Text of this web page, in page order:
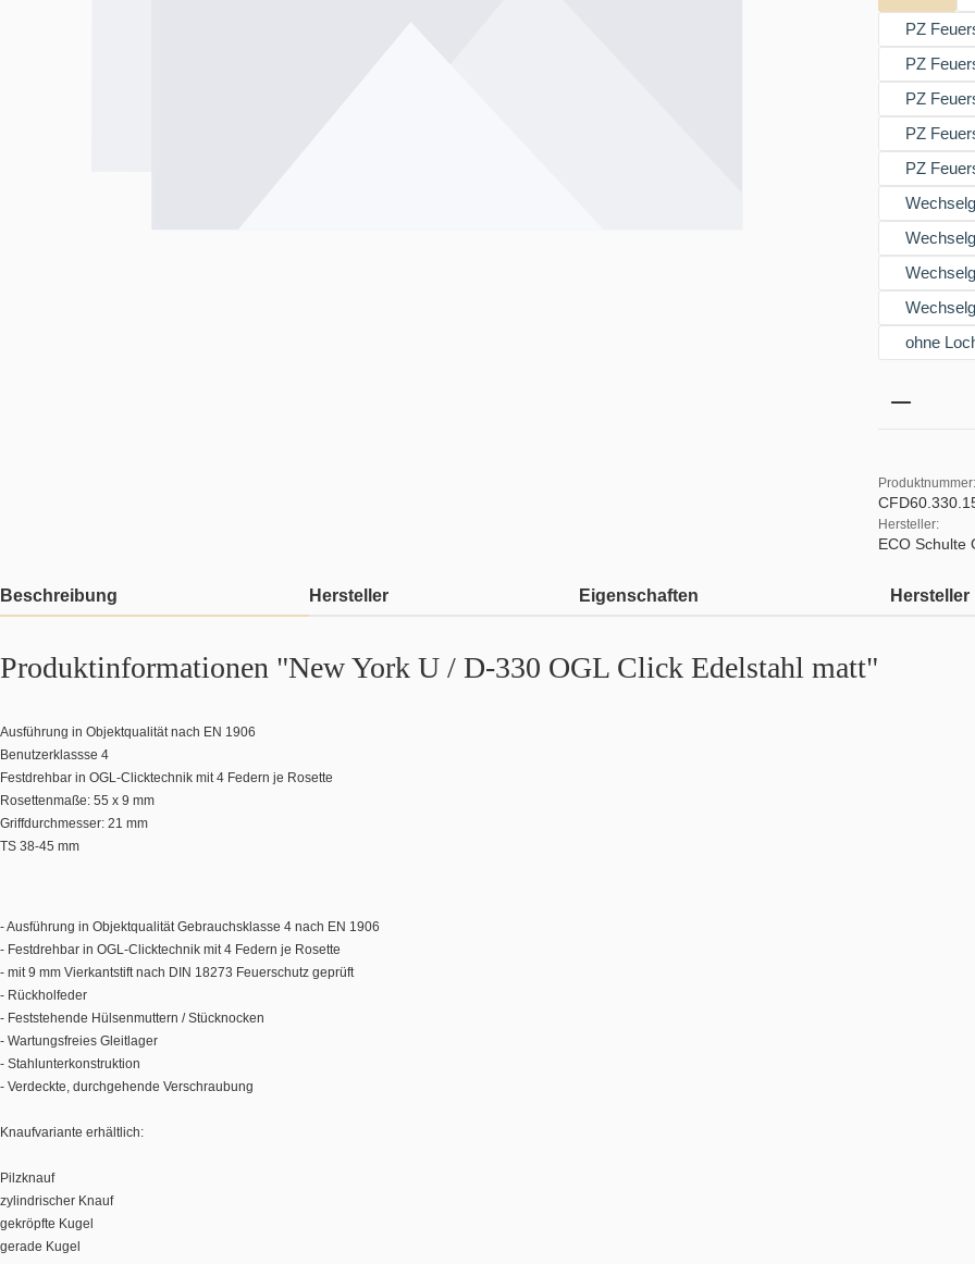
PZ
PZ
PZ
PZ
PZ
ohne
Produktnummer:
Hersteller:
ECO Schulte
Beschreibung Hersteller Eigenschaften Hersteller
Produktinformationen "New York U / D-330 OGL Click Edelstahl matt"
Ausführung in Objektqualität nach EN 1906
Benutzerklassse 4
Festdrehbar in OGL-Clicktechnik mit 4 Federn je Rosette
Rosettenmaße: 55 x 9 mm
Griffdurchmesser: 21 mm
TS 38-45 mm
- Ausführung in Objektqualität Gebrauchsklasse 4 nach EN 1906
- Festdrehbar in OGL-Clicktechnik mit 4 Federn je Rosette
- mit 9 mm Vierkantstift nach DIN 18273 Feuerschutz geprüft
- Rückholfeder
- Feststehende Hülsenmuttern / Stücknocken
- Wartungsfreies Gleitlager
- Stahlunterkonstruktion
- Verdeckte, durchgehende Verschraubung
Knaufvariante erhältlich:
Pilzknauf
zylindrischer Knauf
gekröpfte Kugel
gerade Kugel